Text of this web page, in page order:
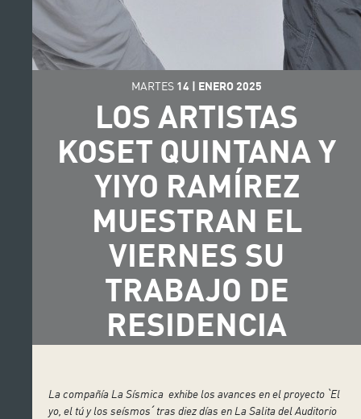
MARTES 14 | ENERO 2025
LOS ARTISTAS
KOSET QUINTANA Y
YIYO RAMÍREZ
MUESTRAN EL
VIERNES SU
TRABAJO DE
RESIDENCIA
La compañía La Sísmica exhibe los avances en el proyecto ˋEl
yo, el tú y los seísmosˊtras diez días en La Salita del Auditorio